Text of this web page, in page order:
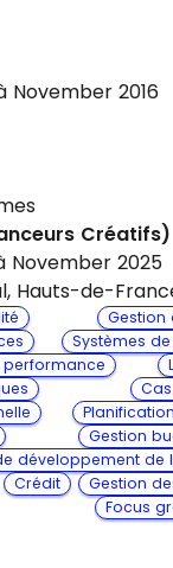
November 2016
Créatifs)
November 2025
Hauts-de-
Gestion
Systèmes
Gestion
développement de
Crédit
Gestion
Focus